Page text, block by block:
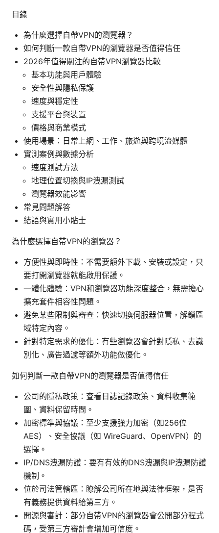
目錄
為什麼選擇自帶VPN的瀏覽器？
如何判斷一款自帶VPN的瀏覽器是否值得信任
2026年值得關注的自帶VPN瀏覽器比較
基本功能與用戶體驗
安全性與隱私保護
速度與穩定性
支援平台與裝置
價格與商業模式
使用場景：日常上網、工作、旅遊與跨境流媒體
實測案例與數據分析
速度測試方法
地理位置切換與IP洩漏測試
瀏覽器效能影響
常見問題解答
結語與實用小貼士
為什麼選擇自帶VPN的瀏覽器？
方便性與即時性：不需要額外下載、安裝或設定，只
要打開瀏覽器就能啟用保護。
一體化體驗：VPN和瀏覽器功能深度整合，無需擔心
擴充套件相容性問題。
避免某些限制與審查：快速切換伺服器位置，解鎖區
域特定內容。
針對特定需求的優化：有些瀏覽器會針對隱私、去識
別化、廣告過濾等額外功能做優化。
如何判斷一款自帶VPN的瀏覽器是否值得信任
公司的隱私政策：查看日誌記錄政策、資料收集範
圍、資料保留時間。
加密標準與協議：至少支援強力加密（如256位
AES）、安全協議（如 WireGuard、OpenVPN）的
選擇。
IP/DNS洩漏防護：要有有效的DNS洩漏與IP洩漏防護
機制。
位於司法管轄區：瞭解公司所在地與法律框架，是否
有義務提供資料給第三方。
開源與審計：部分自帶VPN的瀏覽器會公開部分程式
碼，受第三方審計會增加可信度。